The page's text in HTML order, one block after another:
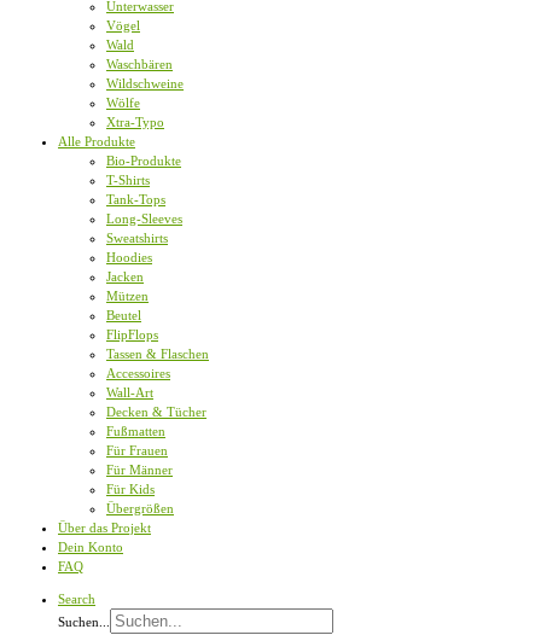
Unterwasser
Vögel
Wald
Waschbären
Wildschweine
Wölfe
Xtra-Typo
Alle Produkte
Bio-Produkte
T-Shirts
Tank-Tops
Long-Sleeves
Sweatshirts
Hoodies
Jacken
Mützen
Beutel
FlipFlops
Tassen & Flaschen
Accessoires
Wall-Art
Decken & Tücher
Fußmatten
Für Frauen
Für Männer
Für Kids
Übergrößen
Über das Projekt
Dein Konto
FAQ
Search
Suchen...